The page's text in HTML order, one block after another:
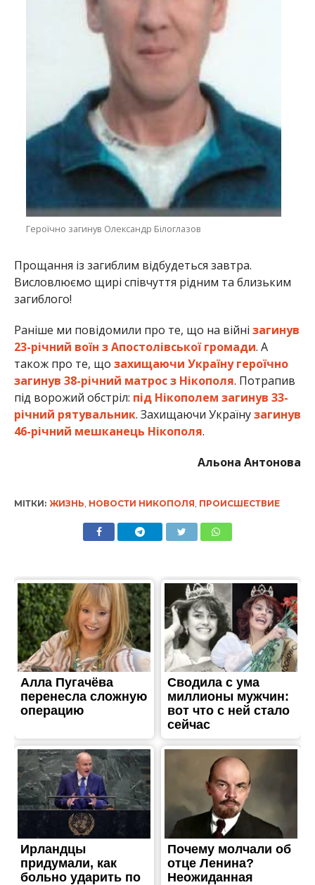
Героїчно загинув Олександр Білоглазов
Прощання із загиблим відбудеться завтра.
Висловлюємо щирі співчуття рідним та близьким
загиблого!
Раніше ми повідомили про те, що на війні загинув
23-річний воїн з Апостолівської громади. А
також про те, що захищаючи Україну героїчно
загинув 38-річний матрос з Нікополя. Потрапив
під ворожий обстріл: під Нікополем загинув 33-
річний рятувальник. Захищаючи Українузагинув
46-річний мешканець Нікополя.
Альона Антонова
МІТКИ: ЖИЗНЬ, НОВОСТИ НИКОПОЛЯ, ПРОИСШЕСТВИЕ